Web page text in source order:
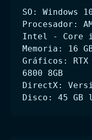
SO: Windows
Procesador:
Intel - Core
Memoria: 16
Gráficos: RTX
6800 8GB
DirectX:
Disco: 45 GB